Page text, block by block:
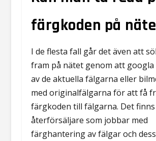
färgkoden på
I de flesta fall går det även att
fram på nätet genom att
av de aktuella fälgarna eller
med originalfälgarna för att få
färgkoden till fälgarna. Det finns
återförsäljare som jobbar med
färghantering av fälgar och